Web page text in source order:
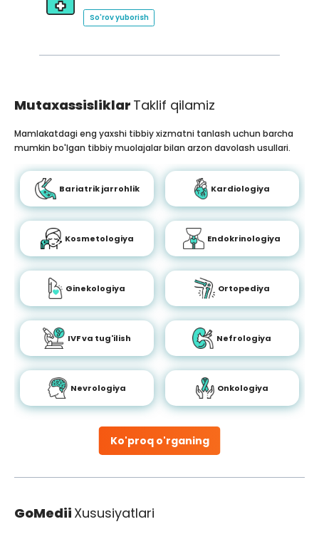
So'rov yuborish
Mutaxassisliklar Taklif qilamiz
Ko'proq o'rganing
Mamlakatdagi eng yaxshi tibbiy xizmatni tanlash uchun barcha
mumkin bo'lgan tibbiy muolajalar bilan arzon davolash usullari.
Bariatrik jarrohlik Kardiologiya
Kosmetologiya Endokrinologiya
Ginekologiya Ortopediya
IVF va tug'ilish Nefrologiya
Nevrologiya Onkologiya
GoMedii Xususiyatlari